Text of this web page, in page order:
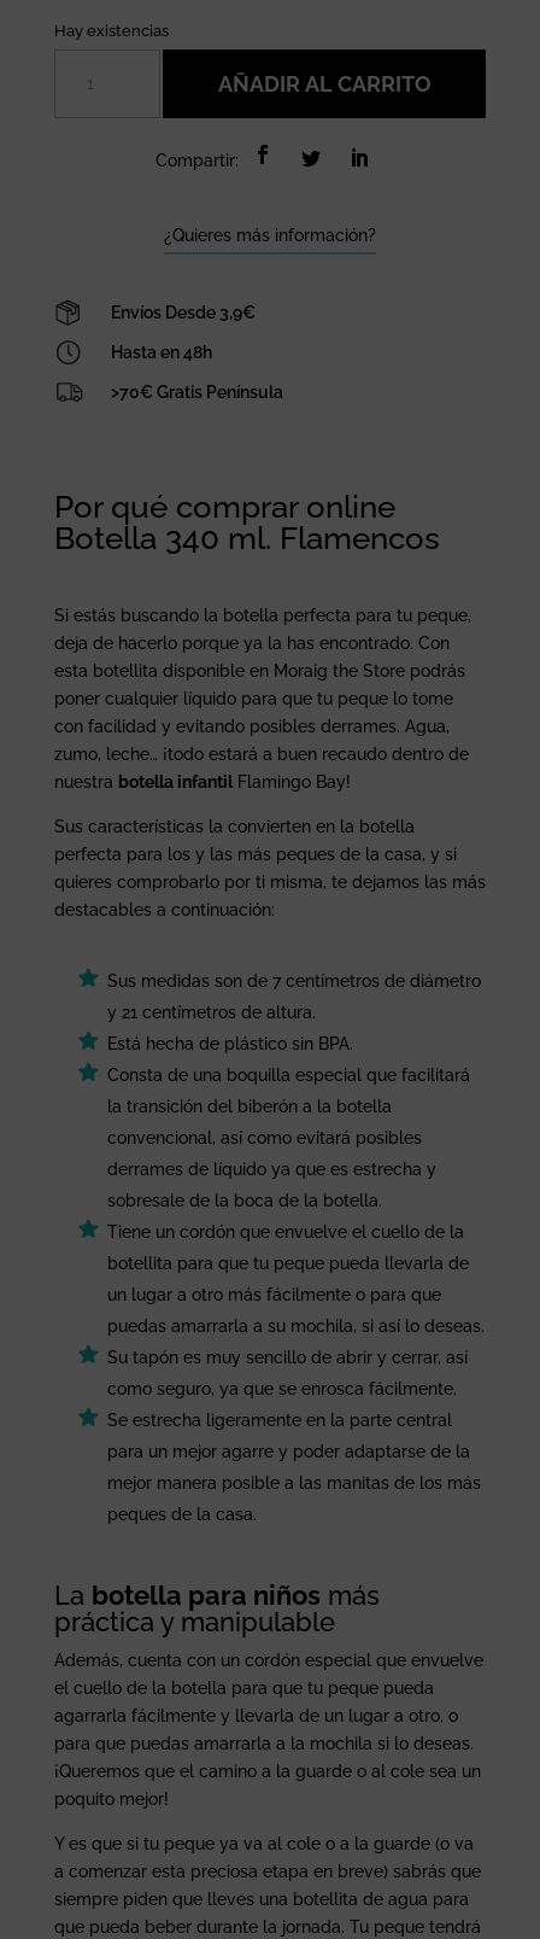
Hay existencias
AÑADIR AL CARRITO
Compartir:
¿Quieres más información?
Envíos Desde 3,9€
Hasta en 48h
>70€ Gratis Península
Por qué comprar online
Botella 340 ml. Flamencos
Si estás buscando la botella perfecta para tu peque,
deja de hacerlo porque ya la has encontrado. Con
esta botellita disponible en Moraig the Store podrás
poner cualquier líquido para que tu peque lo tome
con facilidad y evitando posibles derrames. Agua,
zumo, leche… ¡todo estará a buen recaudo dentro de
nuestra botella infantilFlamingo Bay!
Sus características la convierten en la botella
perfecta para los y las más peques de la casa, y si
quieres comprobarlo por ti misma, te dejamos las más
destacables a continuación:
Sus medidas son de 7 centímetros de diámetro
y 21 centímetros de altura.
Está hecha de plástico sin BPA.
Consta de una boquilla especial que facilitará
la transición del biberón a la botella
convencional, así como evitará posibles
derrames de líquido ya que es estrecha y
sobresale de la boca de la botella.
Tiene un cordón que envuelve el cuello de la
botellita para que tu peque pueda llevarla de
un lugar a otro más fácilmente o para que
puedas amarrarla a su mochila, si así lo deseas.
Su tapón es muy sencillo de abrir y cerrar, así
como seguro, ya que se enrosca fácilmente.
Se estrecha ligeramente en la parte central
para un mejor agarre y poder adaptarse de la
mejor manera posible a las manitas de los más
peques de la casa.
La botella para niños más
práctica y manipulable
Además, cuenta con un cordón especial que envuelve
el cuello de la botella para que tu peque pueda
agarrarla fácilmente y llevarla de un lugar a otro, o
para que puedas amarrarla a la mochila si lo deseas.
¡Queremos que el camino a la guarde o al cole sea un
poquito mejor!
Y es que si tu peque ya va al cole o a la guarde (o va
a comenzar esta preciosa etapa en breve) sabrás que
siempre piden que lleves una botellita de agua para
que pueda beber durante la jornada. Tu peque tendrá